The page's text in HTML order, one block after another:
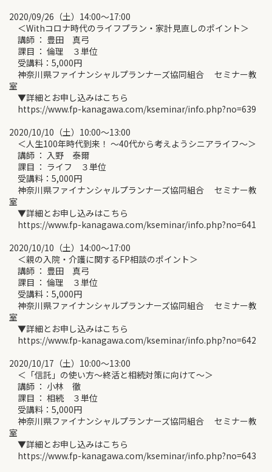
2020/09/26（土）14:00～17:00
＜Withコロナ時代のライフプラン・家計見直しのポイント＞
講師 ： 豊田 真弓
課目 ： 倫理 ３単位
受講料：5,000円
神奈川県ファイナンシャルプランナーズ協同組合 セミナー教
室
▼詳細とお申し込みはこちら
https://www.fp-kanagawa.com/kseminar/info.php?no=639
2020/10/10（土）10:00～13:00
＜人生100年時代到来！ ～40代から考えようシニアライフ～＞
講師 ： 入野 泰爾
課目 ： ライフ ３単位
受講料：5,000円
神奈川県ファイナンシャルプランナーズ協同組合 セミナー教
室
▼詳細とお申し込みはこちら
https://www.fp-kanagawa.com/kseminar/info.php?no=641
2020/10/10（土）14:00～17:00
＜親の入院・介護に関するFP相談のポイント＞
講師 ： 豊田 真弓
課目 ： 倫理 ３単位
受講料：5,000円
神奈川県ファイナンシャルプランナーズ協同組合 セミナー教
室
▼詳細とお申し込みはこちら
https://www.fp-kanagawa.com/kseminar/info.php?no=642
2020/10/17（土）10:00～13:00
＜「信託」の使い方～終活と相続対策に向けて～＞
講師 ： 小林 徹
課目 ： 相続 ３単位
受講料：5,000円
神奈川県ファイナンシャルプランナーズ協同組合 セミナー教
室
▼詳細とお申し込みはこちら
https://www.fp-kanagawa.com/kseminar/info.php?no=643